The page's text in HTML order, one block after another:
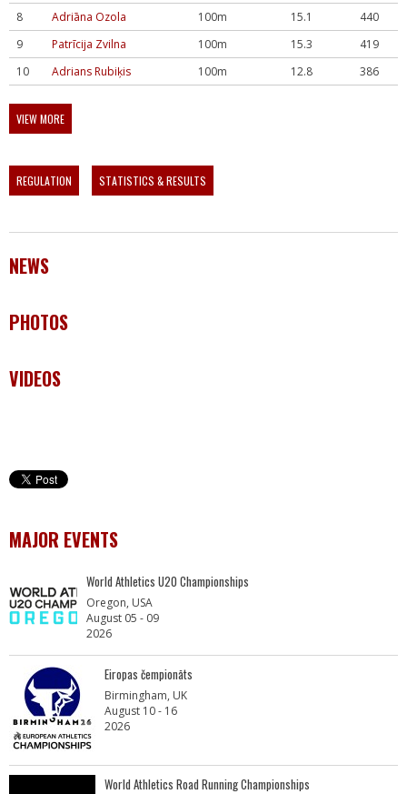
8
Adriāna Ozola 100m 15.1
440
9
Patrīcija Zvilna 100m 15.3
419
10
Adrians Rubiķis 100m 12.8 386
VIEW MORE
REGULATION STATISTICS & RESULTS
NEWS
PHOTOS
VIDEOS
MAJOR EVENTS
World Athletics U20 Championships
Oregon, USA
August 05 - 09
2026
Eiropas čempionāts
Birmingham, UK
August 10 - 16
2026
World Athletics Road Running Championships